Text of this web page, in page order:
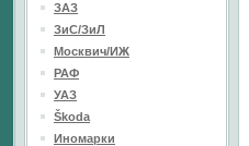
ЗАЗ
ЗиС/ЗиЛ
Москвич/ИЖ
РАФ
УАЗ
Škoda
Иномарки